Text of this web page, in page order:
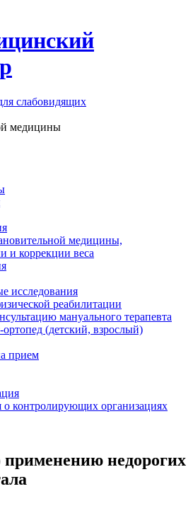
слабовидящих
медицины
медицины,
и коррекции веса
исследования
реабилитации
мануального терапевта
ортопед (детский, взрослый)
прием
контролирующих организациях
недорогих